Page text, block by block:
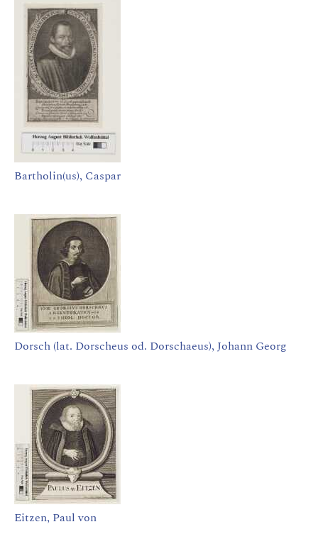
Bartholin(us), Caspar
Dorsch (lat. Dorscheus od. Dorschaeus), Johann Georg
Eitzen, Paul von